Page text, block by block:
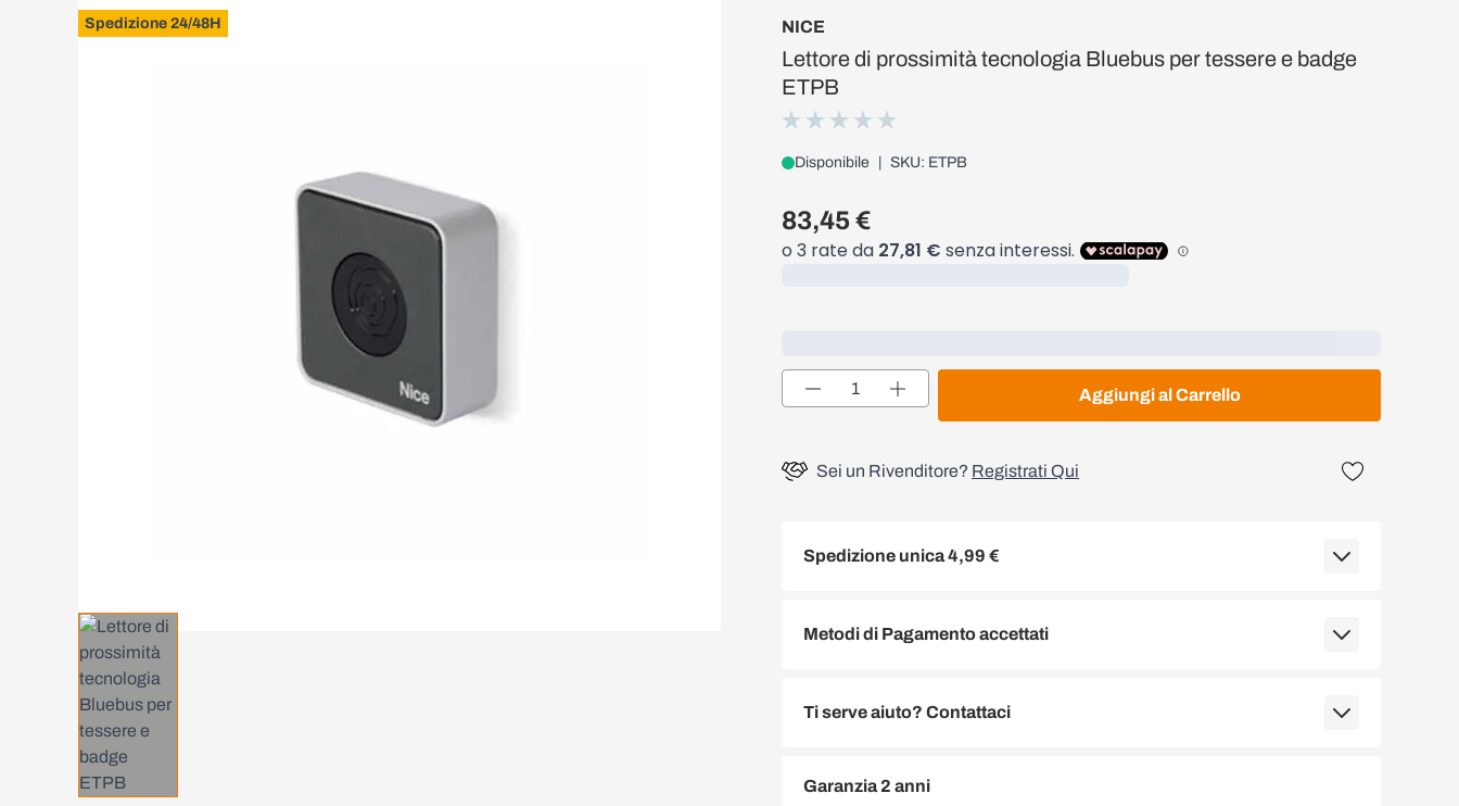
Spedizione 24/48H NICE
Lettore di prossimità tecnologia Bluebus per tessere e badge
ETPB
Disponibile SKU: ETPB
83,45 €
Aggiungi al Carrello
Sei un Rivenditore? Registrati Qui
Spedizione unica 4,99 €
Metodi di Pagamento accettati
Ti serve aiuto? Contattaci
Garanzia 2 anni